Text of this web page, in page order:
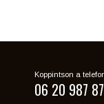
Koppintson a
06 20 987